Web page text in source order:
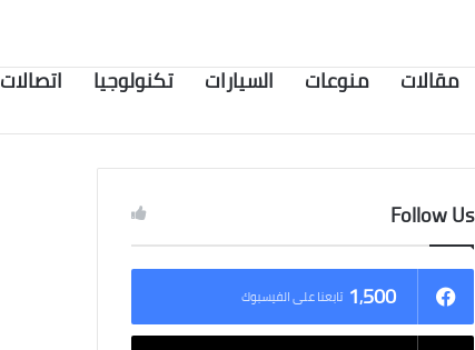
مقالات منوعات السيارات تكنولوجيا اتصالات
Follow Us
1٬500 تابعنا على الفيسبوك